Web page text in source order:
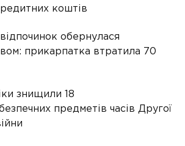
коштів
обернулася
прикарпатка втратила 70
знищили 18
предметів часів Другої